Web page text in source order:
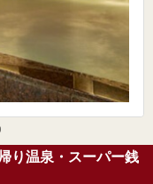
り温泉・スーパー銭